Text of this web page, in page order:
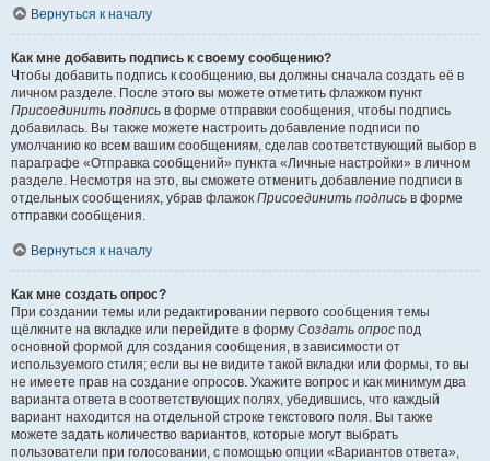
Вернуться к началу
Как мне добавить подпись к своему сообщению?
Чтобы добавить подпись к сообщению, вы должны сначала создать её в
личном разделе. После этого вы можете отметить флажком пункт
Присоединить подпись в форме отправки сообщения, чтобы подпись
добавилась. Вы также можете настроить добавление подписи по
умолчанию ко всем вашим сообщениям, сделав соответствующий выбор в
параграфе «Отправка сообщений» пункта «Личные настройки» в личном
разделе. Несмотря на это, вы сможете отменить добавление подписи в
отдельных сообщениях, убрав флажок Присоединить подпись в форме
отправки сообщения.
Вернуться к началу
Как мне создать опрос?
При создании темы или редактировании первого сообщения темы
щёлкните на вкладке или перейдите в форму Создать опрос под
основной формой для создания сообщения, в зависимости от
используемого стиля; если вы не видите такой вкладки или формы, то вы
не имеете прав на создание опросов. Укажите вопрос и как минимум два
варианта ответа в соответствующих полях, убедившись, что каждый
вариант находится на отдельной строке текстового поля. Вы также
можете задать количество вариантов, которые могут выбрать
пользователи при голосовании, с помощью опции «Вариантов ответа»,